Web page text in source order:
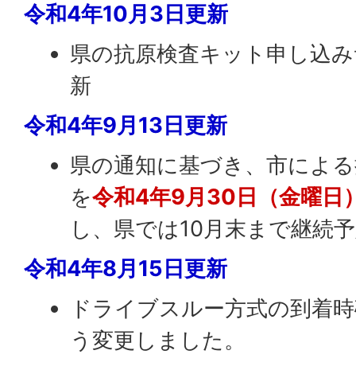
令和4年10月3日更新
県の抗原検査キット申し込
新
令和4年9月13日更新
県の通知に基づき、市によ
を令和4年9月30日（金曜日
し、県では10月末まで継続
令和4年8月15日更新
ドライブスルー方式の到着
う変更しました。